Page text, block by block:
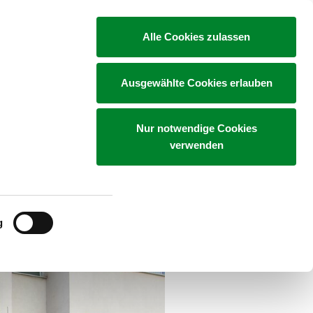
Alle Cookies zulassen
Ausgewählte Cookies erlauben
Nur notwendige Cookies
verwenden
Kunstsammlung
ein Gemälde aus der
in der Wiener Innenstadt